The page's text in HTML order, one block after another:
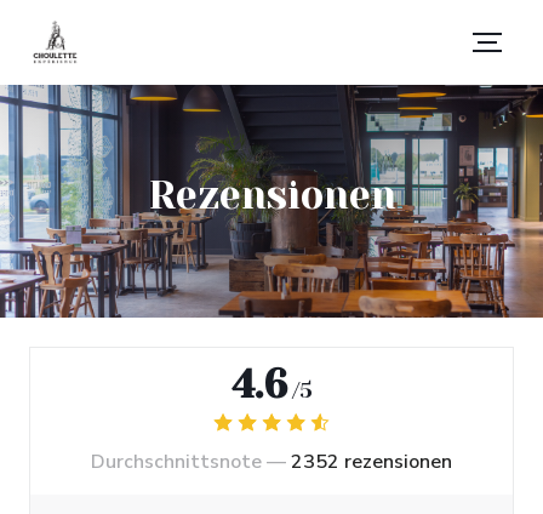
Rezensionen
4.6 /5
Durchschnittsnote —2352 rezensionen